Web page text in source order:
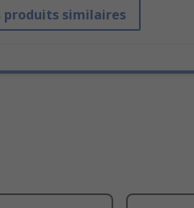
produits similaires